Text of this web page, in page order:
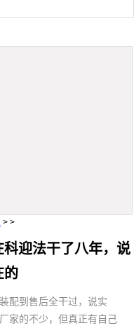
> >
迎法干了八年，说
的
配到售后全干过，说实
家的不少，但真正有自己